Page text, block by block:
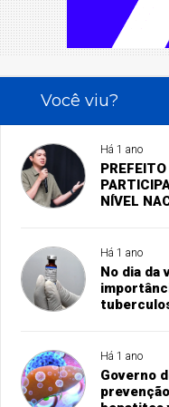
Você viu?
Há 1 ano
NÍVEL
Há 1 ano
No dia da
Há 1 ano
Governo